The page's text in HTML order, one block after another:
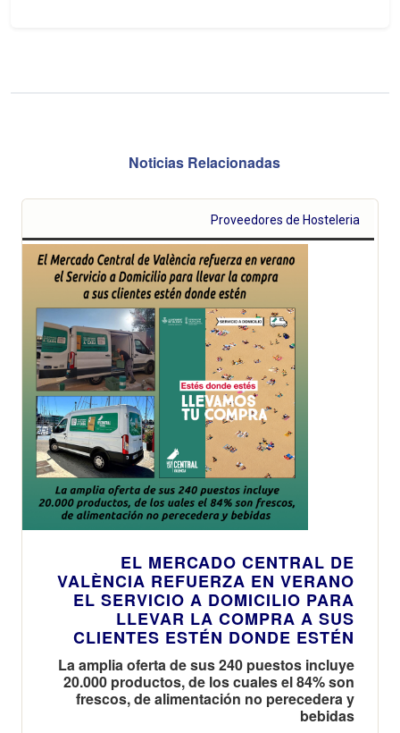
Noticias Relacionadas
Proveedores de Hosteleria
EL MERCADO CENTRAL DE
VALÈNCIA REFUERZA EN VERANO
EL SERVICIO A DOMICILIO PARA
LLEVAR LA COMPRA A SUS
CLIENTES ESTÉN DONDE ESTÉN
La amplia oferta de sus 240 puestos incluye
20.000 productos, de los cuales el 84% son
frescos, de alimentación no perecedera y
bebidas